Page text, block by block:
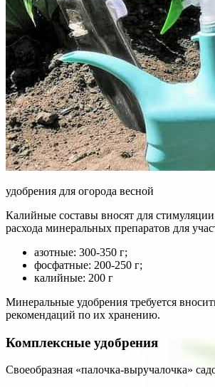
удобрения для огорода весной
Калийные составы вносят для
расхода минеральных препаратов для
азотные: 300-350 г;
фосфатные: 200-250 г;
калийные: 200 г
Минеральные удобрения требуется
рекомендаций по их хранению.
Комплексные удобрения
Своеобразная «палочка-выручалочка»